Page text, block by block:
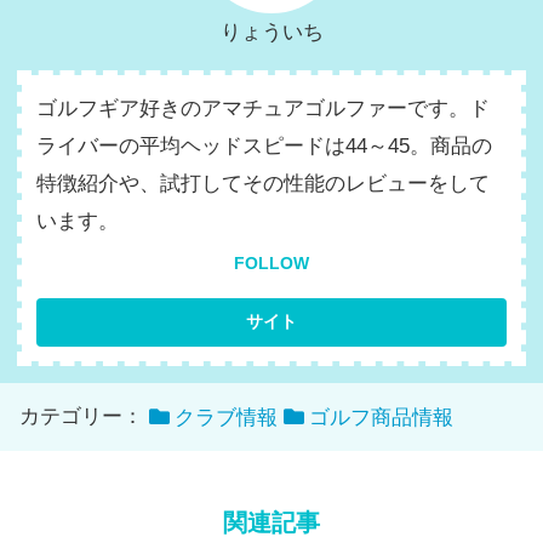
りょういち
ゴルフギア好きのアマチュアゴルファーです。ド
ライバーの平均ヘッドスピードは44～45。商品の
特徴紹介や、試打してその性能のレビューをして
います。
FOLLOW
カテゴリー： クラブ情報 ゴルフ商品情報
関連記事